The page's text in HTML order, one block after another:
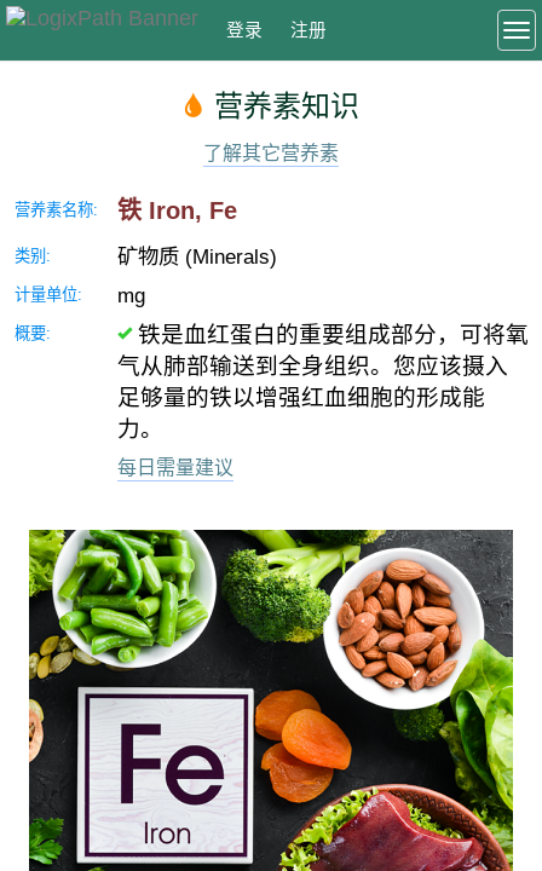
登录 注册
营养素知识
了解其它营养素
营养素名称: 铁 Iron, Fe
类别: 矿物质 (Minerals)
计量单位: mg
概要:
铁是血红蛋白的重要组成部分，可将氧
气从肺部输送到全身组织。您应该摄入
足够量的铁以增强红血细胞的形成能
力。
每日需量建议